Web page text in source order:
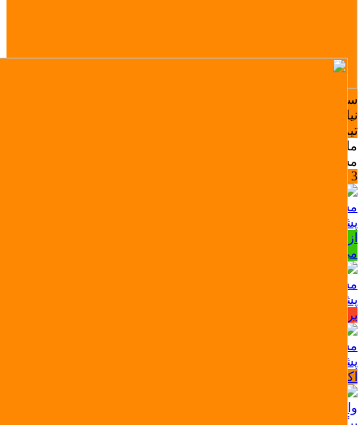
سوال یا مشکلی دارید؟ ما اینجاییم تا راهنمایی‌تون کنیم.
نیاز به راهنمایی در مورد خرید لوازم گیمینگ یا اکانت بازی داری؟
تیم پشتیبانی ما همراهته!
ما معمولا کمتر از 10 دقیقه پاسخ میدیم مگه اینکه خواب باشیم
مشاوره خرید، نصب و فعال‌سازی اکانت
3 +
مشاوره خرید، نصب و فعال‌سازی اکانت
پشتیبانی اکانت بازی (تلگرام)
از انتخاب بازی تا فعال‌سازی اکانت، ما کنارتیم بپرس، سریع جواب
می‌دیم!
مشکل سفارش؟ سریع بهمون بگو
پشتیبانی فروشگاه (پیامکی)
برای ثبت، لغو یا پیگیری سفارش مشکلی داری؟ ما اینجاییم!
مشاوره تلفنی اکانت‌ پلی استیشن
پشتیبانی اکانت بازی (تلفنی)
اکانت بالا نمیاد یا مشکلی تو فعال‌سازی داری؟
واحد ارسال میکی گیم